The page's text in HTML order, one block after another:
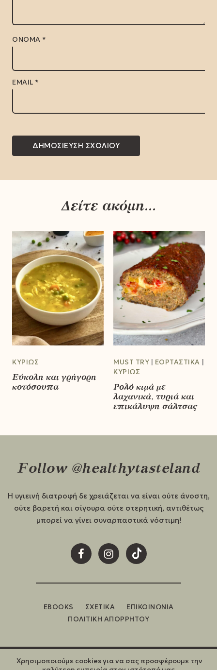
ΌΝΟΜΑ *
EMAIL *
Δείτε ακόμη...
ΚΥΡΊΩΣ
Εύκολη και γρήγορη
κοτόσουπα
MUST TRY
ΕΟΡΤΑΣΤΙΚΆ
ΚΥΡΊΩΣ
Ρολό κιμά με
λαχανικά, τυριά και
επικάλυψη σάλτσας
Follow @healthytasteland
Η υγιεινή διατροφή δε χρειάζεται να είναι ούτε άνοστη,
ούτε βαρετή και σίγουρα ούτε στερητική, αντιθέτως
μπορεί να γίνει συναρπαστικά νόστιμη!
EBOOKS ΣΧΕΤΙΚΑ
ΕΠΙΚΟΙΝΩΝΙΑ
ΠΟΛΙΤΙΚΗ ΑΠΟΡΡΗΤΟΥ
©2026 HEALTHY TASTELAND
Χρησιμοποιούμε cookies για να σας προσφέρουμε την